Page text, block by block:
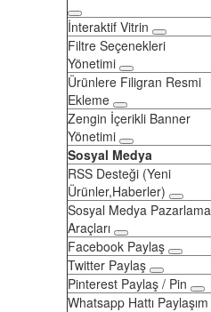
İnteraktif Vitrin
Filtre Seçenekleri
Yönetimi
Ürünlere Filigran Resmi
Ekleme
Zengin İçerikli Banner
Yönetimi
Sosyal Medya
RSS Desteği (Yeni
Ürünler,Haberler)
Sosyal Medya Pazarlama
Araçları
Facebook Paylaş
Twitter Paylaş
Pinterest Paylaş / Pin
Whatsapp Hattı Paylaşım